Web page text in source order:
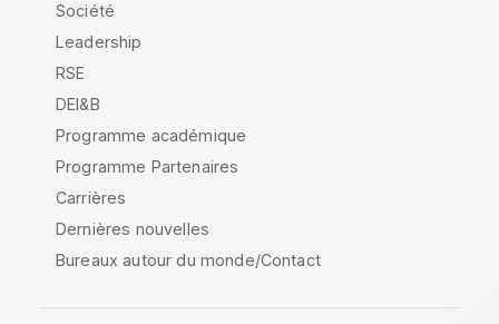
Société
Leadership
RSE
DEI&B
Programme académique
Programme Partenaires
Carrières
Dernières nouvelles
Bureaux autour du monde/Contact